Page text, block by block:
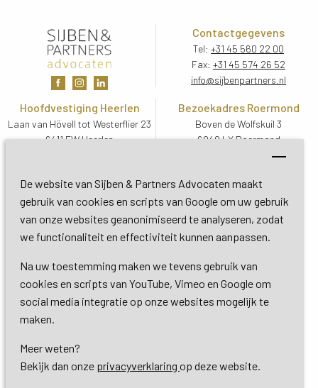
De website van Sijben & Partners Advocaten maakt
gebruik van cookies en scripts van Google om uw gebruik
van onze websites geanonimiseerd te analyseren, zodat
we functionaliteit en effectiviteit kunnen aanpassen.
Na uw toestemming maken we tevens gebruik van
cookies en scripts van YouTube, Vimeo en Google om
social media integratie op onze websites mogelijk te
maken.
Meer weten?
Bekijk dan onze privacyverklaring op deze website.
Contactgegevens
Tel: +31 45 560 22 00
Fax: +31 45 574 26 52
info@sijbenpartners.nl
Hoofdvestiging Heerlen
Laan van Hövell tot Westerflier 23
6411 EW Heerlen
Bezoekadres Roermond
Boven de Wolfskuil 3
6049 LX Roermond
Routebeschrijving
Bezoekadres De Bilt
Soestdijkseweg Zuid 13
3732 HC De Bilt (Utrecht)
Copyright 2026 © Sijben & Partners